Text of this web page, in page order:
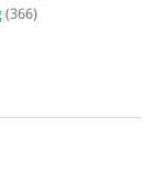
(366)